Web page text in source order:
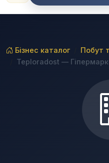
Бізнес каталог Побут
Teploradost —